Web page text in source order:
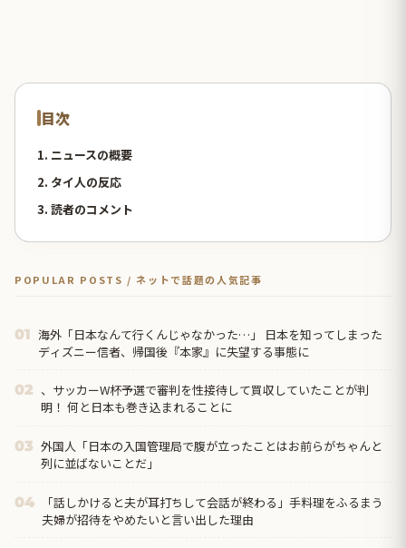
目次
1. ニュースの概要
2. タイ人の反応
3. 読者のコメント
POPULAR POSTS / ネットで話題の人気記事
01 海外「日本なんて行くんじゃなかった…」 日本を知ってしまった
ディズニー信者、帰国後『本家』に失望する事態に
02 、サッカーW杯予選で審判を性接待して買収していたことが判
明！ 何と日本も巻き込まれることに
03 外国人「日本の入国管理局で腹が立ったことはお前らがちゃんと
列に並ばないことだ」
04
「話しかけると夫が耳打ちして会話が終わる」手料理をふるまう
夫婦が招待をやめたいと言い出した理由